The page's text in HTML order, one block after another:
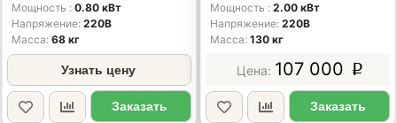
Мощность
0.80 кВт
Напряжение 220В
Масса 68 кг
Узнать цену
Заказать
Мощность
2.00 кВт
Напряжение 220В
Масса 130 кг
107 000 p
Заказать